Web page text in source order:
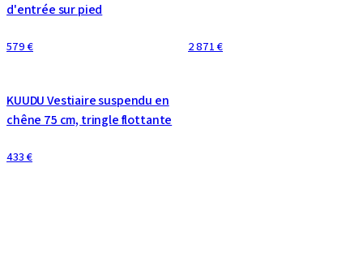
d'entrée sur pied
579 € 2 871 €
KUUDU Vestiaire suspendu en
chêne 75 cm, tringle flottante
433 €